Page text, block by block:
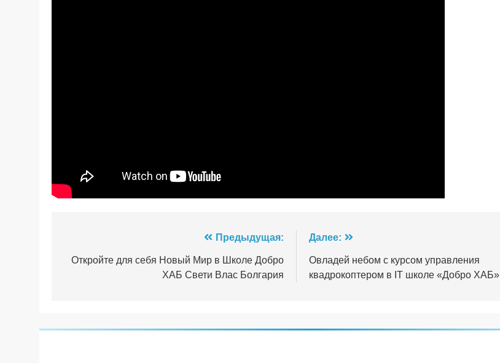
по
Предыдущая:
Откройте для себя Новый Мир в Школе Добро
ХАБ Свети Влас Болгария
Далее:
Овладей небом с курсом управления
квадрокоптером в IT школе «Добро ХАБ»